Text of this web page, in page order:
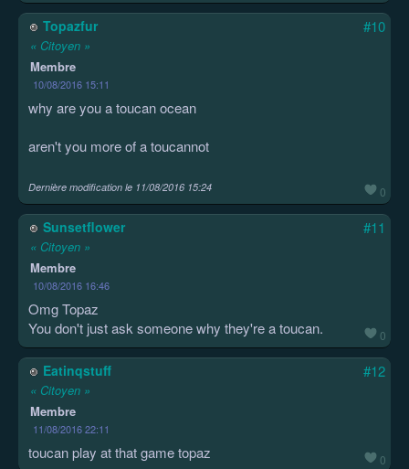
Topazfur
« Citoyen »
Membre
10/08/2016 15:11
#10
0
why are you a toucan ocean
aren't you more of a toucannot
Dernière modification le 11/08/2016 15:24
Sunsetflower
« Citoyen »
Membre
10/08/2016 16:46
#11
0
Omg Topaz
You don't just ask someone why they're a toucan.
Eatinqstuff
« Citoyen »
Membre
11/08/2016 22:11
#12
0
toucan play at that game topaz